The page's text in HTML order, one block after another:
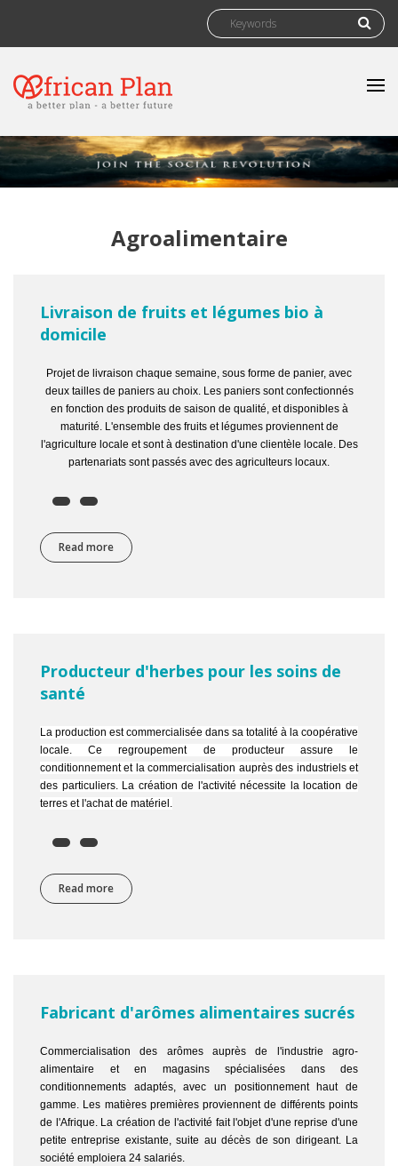
Search form
Search
Agroalimentaire
Livraison de fruits et légumes bio à
domicile
Projet de livraison chaque semaine, sous forme de panier, avec
deux tailles de paniers au choix. Les paniers sont confectionnés
en fonction des produits de saison de qualité, et disponibles à
maturité. L'ensemble des fruits et légumes proviennent de
l'agriculture locale et sont à destination d'une clientèle locale. Des
partenariats sont passés avec des agriculteurs locaux.
Read more about Livraison de fruits et légumes bio à domicile
Producteur d'herbes pour les soins de
santé
La production est commercialisée dans sa totalité à la coopérative
locale. Ce regroupement de producteur assure le
conditionnement et la commercialisation auprès des industriels et
des particuliers. La création de l'activité nécessite la location de
terres et l'achat de matériel.
Read more about Producteur d'herbes pour les soins de santé
Fabricant d'arômes alimentaires sucrés
Commercialisation des arômes auprès de l'industrie agro-
alimentaire et en magasins spécialisées dans des
conditionnements adaptés, avec un positionnement haut de
gamme. Les matières premières proviennent de différents points
de l'Afrique. La création de l'activité fait l'objet d'une reprise d'une
petite entreprise existante, suite au décès de son dirigeant. La
société emploiera 24 salariés.